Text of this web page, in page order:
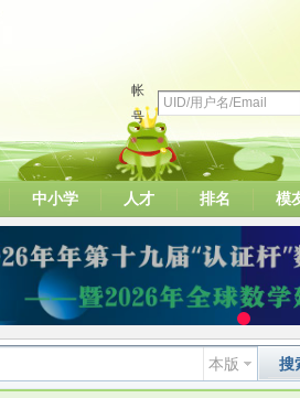
帐
号
中小学 人才 排名 模
本版 搜